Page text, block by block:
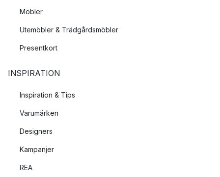
Möbler
Utemöbler & Trädgårdsmöbler
Presentkort
INSPIRATION
Inspiration & Tips
Varumärken
Designers
Kampanjer
REA